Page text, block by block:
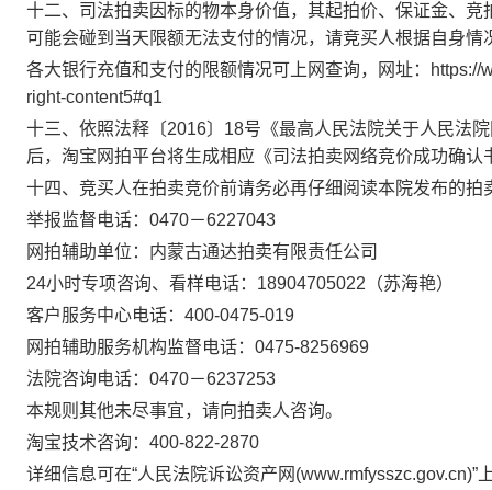
十二、司法拍卖因标的物本身价值，其起拍价、保证金、
可能会碰到当天限额无法支付的情况，请竞买人根据自身情
各大银行充值和支付的限额情况可上网查询，网址：
https://
right-content5#q1
十三、依照法释〔2016〕18号《最高人民法院关于人民法
后，淘宝网拍平台将生成相应《司法拍卖网络竞价成功确
十四、竞买人在拍卖竞价前请务必再仔细阅读本院发布的拍
举报监督电话： 0470－6227043
网拍辅助单位：内蒙古通达拍卖有限责任公司
24小时专项咨询、看样电话： 18904705022 （苏海艳）
客户服务中心电话： 400-0475-019
网拍辅助服务机构监督电话： 0475-8256969
法院咨询电话： 0470－6237253
本规则其他未尽事宜，请向拍卖人咨询。
淘宝技术咨询：400-822-2870
详细信息可在“人民法院诉讼资产网(www.rmfysszc.gov.cn)”